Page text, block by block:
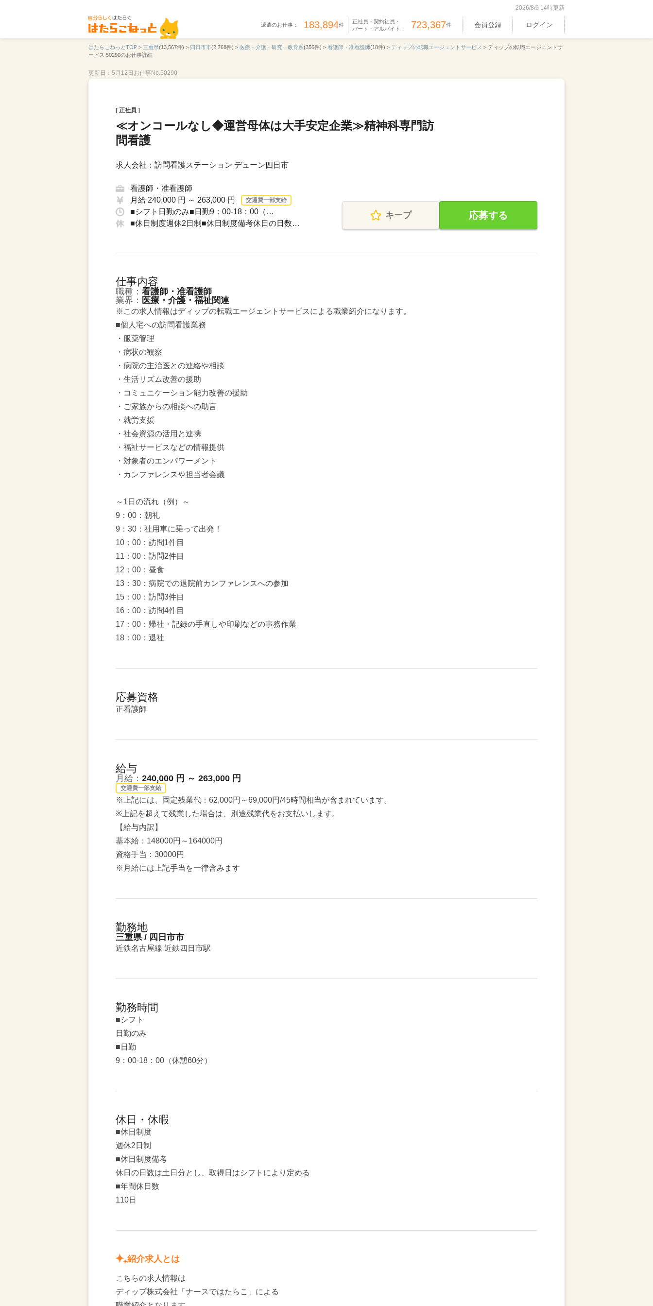
2026/8/6 14時更新
派遣のお仕事： 183,894件
正社員・契約社員・
パート・アルバイト： 723,367件 会員登録 ログイン
はたらこねっとTOP > 三重県(13,567件) > 四日市市(2,768件) > 医療・介護・研究・教育系(356件) > 看護師・准看護師(18件) > ディップの転職エージェントサービス > ディップの転職エージェントサ
ービス 50290のお仕事詳細
更新日：5月12日 お仕事No.50290
[ 正社員 ]
≪オンコールなし◆運営母体は大手安定企業≫精神科専門訪
問看護
求人会社：訪問看護ステーション デューン四日市
看護師・准看護師
月給 240,000 円 ～ 263,000 円
交通費一部支給
■シフト日勤のみ■日勤9：00-18：00（…
■休日制度週休2日制■休日制度備考休日の日数…
キープ 応募する
仕事内容
職種： 看護師・准看護師
業界： 医療・介護・福祉関連
※この求人情報はディップの転職エージェントサービスによる職業紹介になります。
■個人宅への訪問看護業務
・服薬管理
・病状の観察
・病院の主治医との連絡や相談
・生活リズム改善の援助
・コミュニケーション能力改善の援助
・ご家族からの相談への助言
・就労支援
・社会資源の活用と連携
・福祉サービスなどの情報提供
・対象者のエンパワーメント
・カンファレンスや担当者会議
～1日の流れ（例）～
9：00：朝礼
9：30：社用車に乗って出発！
10：00：訪問1件目
11：00：訪問2件目
12：00：昼食
13：30：病院での退院前カンファレンスへの参加
15：00：訪問3件目
16：00：訪問4件目
17：00：帰社・記録の手直しや印刷などの事務作業
18：00：退社
応募資格
正看護師
給与
月給： 240,000 円 ～ 263,000 円
交通費一部支給
※上記には、固定残業代：62,000円～69,000円/45時間相当が含まれています。
※上記を超えて残業した場合は、別途残業代をお支払いします。
【給与内訳】
基本給：148000円～164000円
資格手当：30000円
※月給には上記手当を一律含みます
勤務地
三重県 / 四日市市
近鉄名古屋線 近鉄四日市駅
勤務時間
■シフト
日勤のみ
■日勤
9：00-18：00（休憩60分）
休日・休暇
■休日制度
週休2日制
■休日制度備考
休日の日数は土日分とし、取得日はシフトにより定める
■年間休日数
110日
紹介求人とは
こちらの求人情報は
ディップ株式会社「ナースではたらこ」による